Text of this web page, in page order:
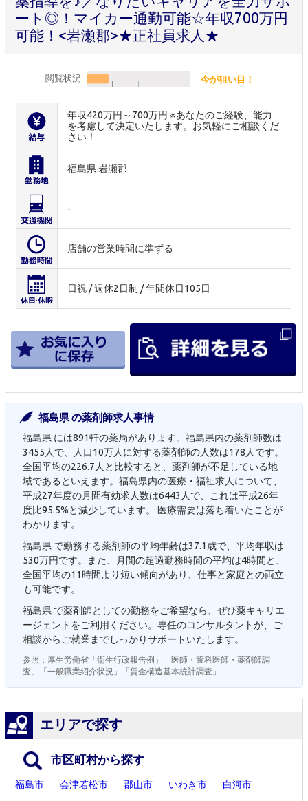
ート◎！マイカー通勤可能☆年収700万円
可能！<岩瀬郡>★正社員求人★
閲覧状況 今が狙い目！
年収420万円～700万円 ※あなたのご経験、能力
を考慮して決定いたします。お気軽にご相談くだ
さい！
福島県 岩瀬郡
-
店舗の営業時間に準ずる
日祝 / 週休2日制 / 年間休日105日
福島県 の薬剤師求人事情
福島県 には891軒の薬局があります。福島県内の薬剤師数は
3455人で、人口10万人に対する薬剤師の人数は178人です。
全国平均の226.7人と比較すると、薬剤師が不足している地
域であるといえます。福島県内の医療・福祉求人について、
平成27年度の月間有効求人数は6443人で、これは平成26年
度比95.5%と減少しています。 医療需要は落ち着いたことが
わかります。
福島県 で勤務する薬剤師の平均年齢は37.1歳で、平均年収は
530万円です。また、月間の超過勤務時間の平均は4時間と、
全国平均の11時間より短い傾向があり、仕事と家庭との両立
も可能です。
福島県 で薬剤師としての勤務をご希望なら、ぜひ薬キャリエ
ージェントをご利用ください。専任のコンサルタントが、ご
相談からご就業までしっかりサポートいたします。
参照：厚生労働省「衛生行政報告例」「医師・歯科医師・薬剤師調
査」「一般職業紹介状況」「賃金構造基本統計調査」
エリアで探す
市区町村から探す
福島市 会津若松市 郡山市 いわき市 白河市